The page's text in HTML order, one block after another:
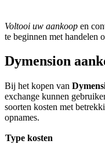
BTR-
Exclusieve
Voltooi uw aankoop en
te beginnen met handelen
Dymension
Bij het kopen van
exchange kunnen
soorten kosten met
opnames.
Type kosten